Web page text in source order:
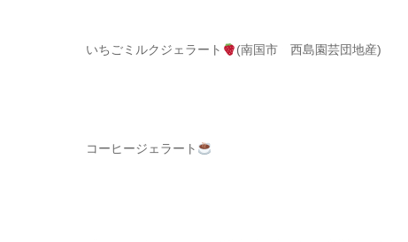
いちごミルクジェラート (南国市 西島園芸団地産)
コーヒージェラート